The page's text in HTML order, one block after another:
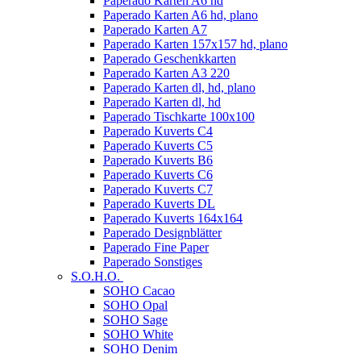
Paperado Karten A6 hd, plano
Paperado Karten A7
Paperado Karten 157x157 hd, plano
Paperado Geschenkkarten
Paperado Karten A3 220
Paperado Karten dl, hd, plano
Paperado Karten dl, hd
Paperado Tischkarte 100x100
Paperado Kuverts C4
Paperado Kuverts C5
Paperado Kuverts B6
Paperado Kuverts C6
Paperado Kuverts C7
Paperado Kuverts DL
Paperado Kuverts 164x164
Paperado Designblätter
Paperado Fine Paper
Paperado Sonstiges
S.O.H.O.
SOHO Cacao
SOHO Opal
SOHO Sage
SOHO White
SOHO Denim